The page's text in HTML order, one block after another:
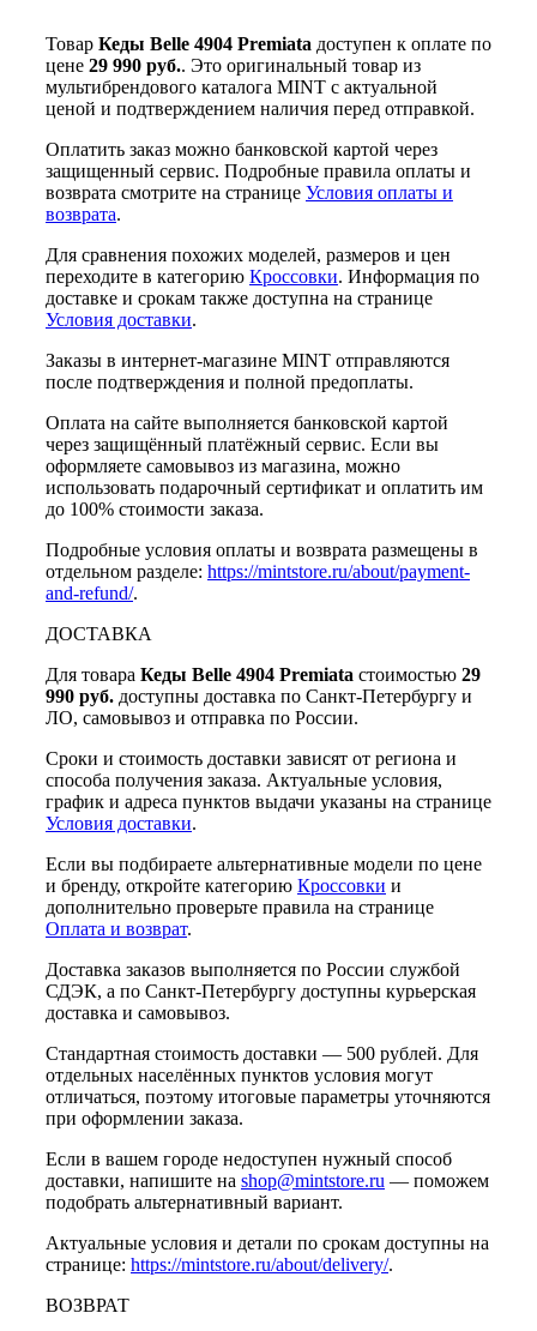
Товар Кеды Belle 4904 Premiata доступен к оплате по
цене 29 990 руб.. Это оригинальный товар из
мультибрендового каталога MINT с актуальной
ценой и подтверждением наличия перед отправкой.
Оплатить заказ можно банковской картой через
защищенный сервис. Подробные правила оплаты и
возврата смотрите на странице Условия оплаты и
возврата.
Для сравнения похожих моделей, размеров и цен
переходите в категорию Кроссовки. Информация по
доставке и срокам также доступна на странице
Условия доставки.
Заказы в интернет-магазине MINT отправляются
после подтверждения и полной предоплаты.
Оплата на сайте выполняется банковской картой
через защищённый платёжный сервис. Если вы
оформляете самовывоз из магазина, можно
использовать подарочный сертификат и оплатить им
до 100% стоимости заказа.
Подробные условия оплаты и возврата размещены в
отдельном разделе: https://mintstore.ru/about/payment-
and-refund/.
ДОСТАВКА
Для товара Кеды Belle 4904 Premiata стоимостью 29
990 руб. доступны доставка по Санкт-Петербургу и
ЛО, самовывоз и отправка по России.
Сроки и стоимость доставки зависят от региона и
способа получения заказа. Актуальные условия,
график и адреса пунктов выдачи указаны на странице
Условия доставки.
Если вы подбираете альтернативные модели по цене
и бренду, откройте категорию Кроссовки и
дополнительно проверьте правила на странице
Оплата и возврат.
Доставка заказов выполняется по России службой
СДЭК, а по Санкт-Петербургу доступны курьерская
доставка и самовывоз.
Стандартная стоимость доставки — 500 рублей. Для
отдельных населённых пунктов условия могут
отличаться, поэтому итоговые параметры уточняются
при оформлении заказа.
Если в вашем городе недоступен нужный способ
доставки, напишите на shop@mintstore.ru — поможем
подобрать альтернативный вариант.
Актуальные условия и детали по срокам доступны на
странице: https://mintstore.ru/about/delivery/.
ВОЗВРАТ